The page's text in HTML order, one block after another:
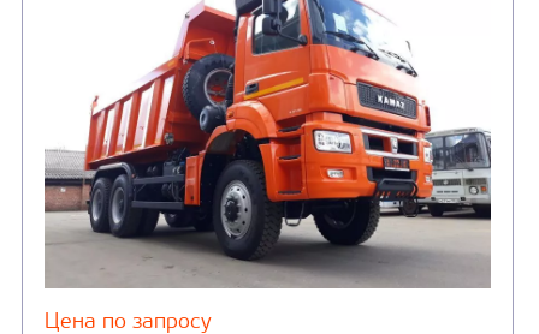
Цена по запросу
Производитель
Экологический класс
Грузоподъемность, кг
Вместимость кузова, м3
Направление разгрузки